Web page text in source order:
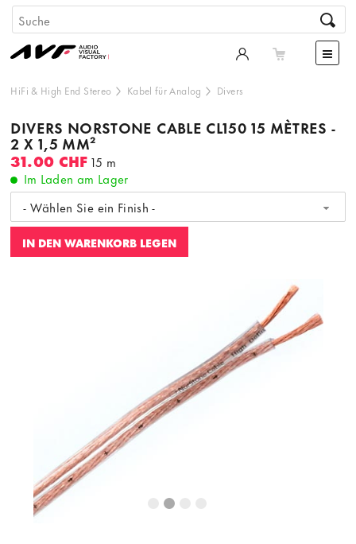
HiFi & High End Stereo Kabel für Analog Divers
DIVERS NORSTONE CABLE CL150 15 MÈTRES -
2 X 1,5 MM²
31.00 CHF 15 m
Im Laden am Lager
- Wählen Sie ein Finish -
IN DEN WARENKORB LEGEN